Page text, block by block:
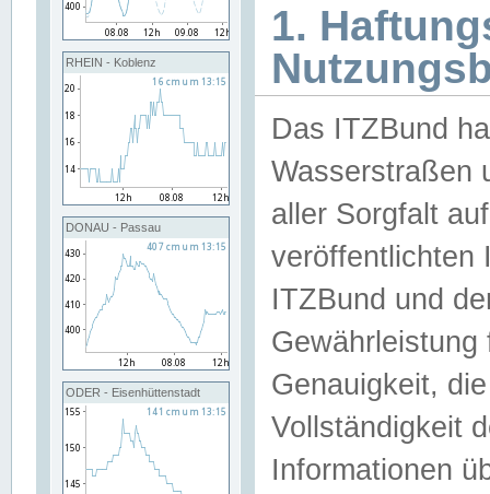
RHEIN - Koblenz
DONAU - Passau
ODER - Eisenhüttenstadt
1.
Das ITZBund
Wasserstraßen
aller Sorgfalt
veröffentlichten
ITZBund und
Genauigkeit,
Vollständigkeit
Informationen